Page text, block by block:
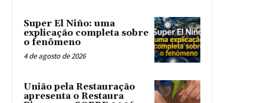
Super El Niño: uma
explicação completa sobre
o fenômeno
4 de agosto de 2026
União pela Restauração
apresenta o Restaura